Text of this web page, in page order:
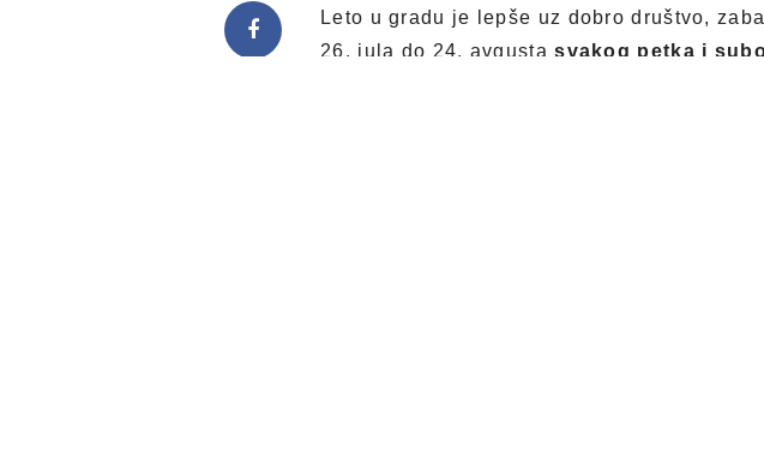
Leto u gradu je lepše uz dobro društvo,
26. jula do 24. avgustasvakog petka i